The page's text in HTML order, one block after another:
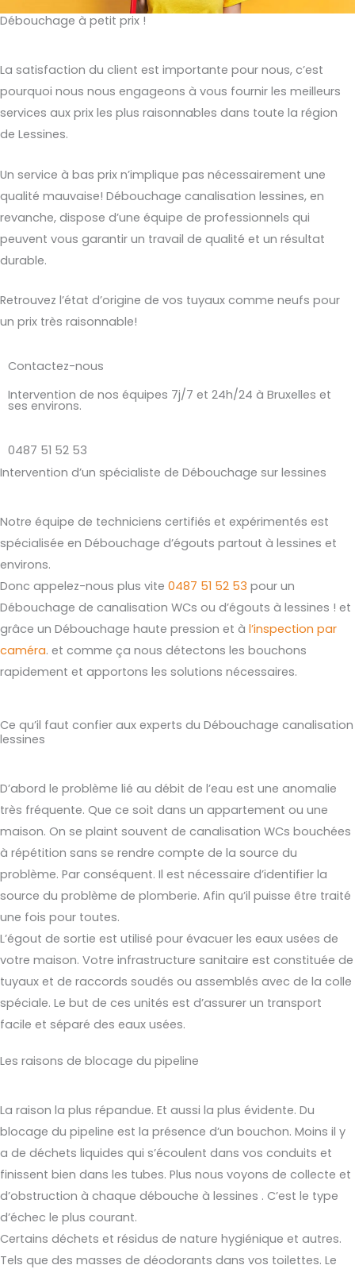
Débouchage à petit prix !
La satisfaction du client est importante pour nous, c’est
pourquoi nous nous engageons à vous fournir les meilleurs
services aux prix les plus raisonnables dans toute la région
de Lessines.
Un service à bas prix n’implique pas nécessairement une
qualité mauvaise! Débouchage canalisation lessines, en
revanche, dispose d’une équipe de professionnels qui
peuvent vous garantir un travail de qualité et un résultat
durable.
Retrouvez l’état d’origine de vos tuyaux comme neufs pour
un prix très raisonnable!
Contactez-nous
Intervention de nos équipes 7j/7 et 24h/24 à Bruxelles et
ses environs.
0487 51 52 53
Intervention d’un spécialiste de Débouchage sur lessines
Notre équipe de techniciens certifiés et expérimentés est
spécialisée en Débouchage d’égouts partout à lessines et
environs.
Donc appelez-nous plus vite 0487 51 52 53 pour un
Débouchage de canalisation WCs ou d’égouts à lessines ! et
grâce un Débouchage haute pression et à l’inspection par
caméra. et comme ça nous détectons les bouchons
rapidement et apportons les solutions nécessaires.
Ce qu’il faut confier aux experts du Débouchage canalisation
lessines
D’abord le problème lié au débit de l’eau est une anomalie
très fréquente. Que ce soit dans un appartement ou une
maison. On se plaint souvent de canalisation WCs bouchées
à répétition sans se rendre compte de la source du
problème. Par conséquent. Il est nécessaire d’identifier la
source du problème de plomberie. Afin qu’il puisse être traité
une fois pour toutes.
L’égout de sortie est utilisé pour évacuer les eaux usées de
votre maison. Votre infrastructure sanitaire est constituée de
tuyaux et de raccords soudés ou assemblés avec de la colle
spéciale. Le but de ces unités est d’assurer un transport
facile et séparé des eaux usées.
Les raisons de blocage du pipeline
La raison la plus répandue. Et aussi la plus évidente. Du
blocage du pipeline est la présence d’un bouchon. Moins il y
a de déchets liquides qui s’écoulent dans vos conduits et
finissent bien dans les tubes. Plus nous voyons de collecte et
d’obstruction à chaque débouche à lessines . C’est le type
d’échec le plus courant.
Certains déchets et résidus de nature hygiénique et autres.
Tels que des masses de déodorants dans vos toilettes. Le